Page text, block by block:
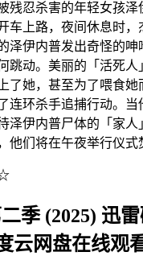
残忍杀害的年轻女孩泽
车上路，夜间休息时，
泽伊内普发出奇怪的呻
跳动。美丽的「活死人
了她，甚至为了喂食她
连环杀手追捕行动。当
泽伊内普尸体的「家人
他们将在午夜举行仪式
季 (2025) 迅
云网盘在线观